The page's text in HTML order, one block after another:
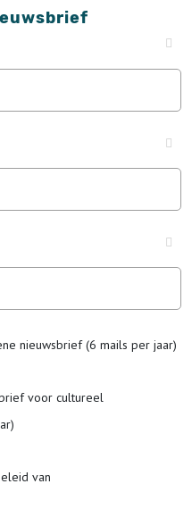
nieuwsbrief (6 mails per jaar)
voor cultureel
van